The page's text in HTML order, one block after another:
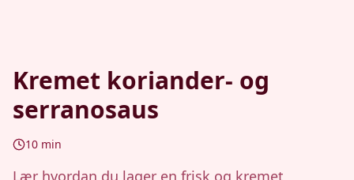
Kremet koriander- og
serranosaus
10 min
Lær hvordan du lager en frisk og kremet